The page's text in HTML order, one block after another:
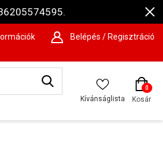
Belépés / Regisztráció
Kívánságlista
0
Kosár